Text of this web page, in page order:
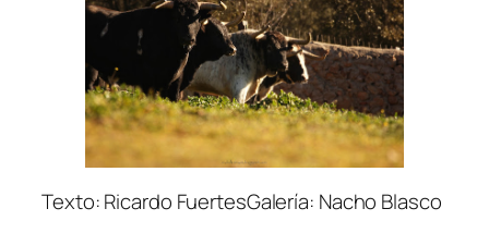
Texto: Ricardo FuertesGalería: Nacho Blasco